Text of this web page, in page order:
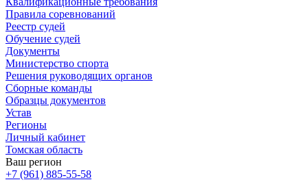
Правила соревнований
Реестр судей
Обучение судей
Документы
Министерство спорта
Решения руководящих органов
Сборные команды
Образцы документов
Устав
Регионы
Личный кабинет
Томская область
Ваш регион
+7 (961) 885-55-58